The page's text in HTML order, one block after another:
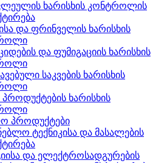
ხარისხის კონტროლის
და ფრინველის ხარისხის
და ფუმიგაციის ხარისხის
საკვების ხარისხის
პროდუქტების ხარისხის
პროდუქტები
ტექნიკისა და მასალების
და ელექტროსადგურების